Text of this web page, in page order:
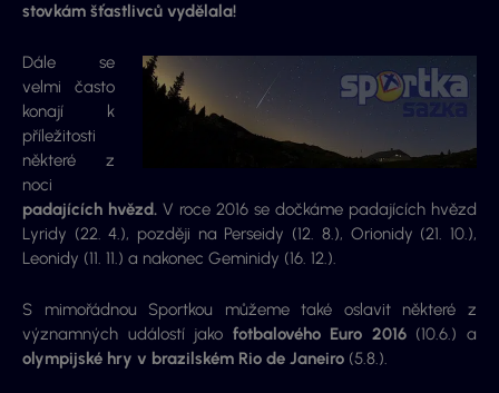
stovkám šťastlivců vydělala!
Dále se
velmi často
konají k
příležitosti
některé z
noci
padajících hvězd. V roce 2016 se dočkáme padajících hvězd
Lyridy (22. 4.), později na Perseidy (12. 8.), Orionidy (21. 10.),
Leonidy (11. 11.) a nakonec Geminidy (16. 12.).
S mimořádnou Sportkou můžeme také oslavit některé z
významných událostí jako fotbalového Euro 2016(10.6.) a
olympijské hry v brazilském Rio de Janeiro (5.8.).